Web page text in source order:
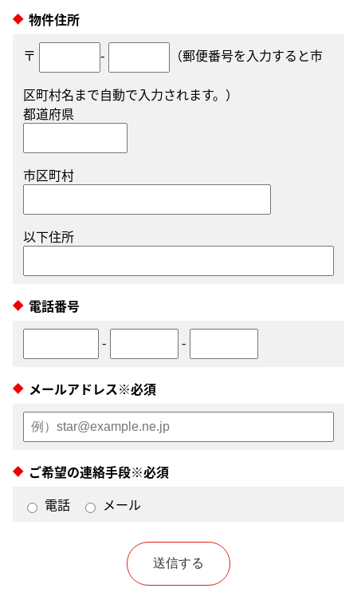
物件住所
〒
- （郵便番号を入力すると市
区町村名まで自動で入力されます。）
都道府県
市区町村
以下住所
電話番号
-
-
メールアドレス※必須
ご希望の連絡手段※必須
電話
メール